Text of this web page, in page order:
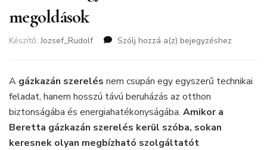
megoldások
Készítő:Jozsef_Rudolf Szólj hozzá a(z) Beretta
Budapest
–
gyors
és
szakszerű
bejegyzéshez
A gázkazán szerelés nem csupán egy egyszerű technikai
feladat, hanem hosszú távú beruházás az otthon
biztonságába és energiahatékonyságába. Amikor a
Beretta gázkazán szerelés kerül szóba, sokan
keresnek olyan megbízható szolgáltatót